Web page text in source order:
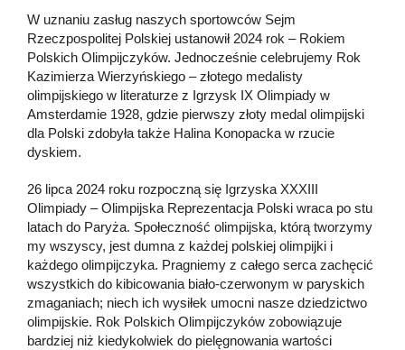
W uznaniu zasług naszych sportowców Sejm
Rzeczpospolitej Polskiej ustanowił 2024 rok – Rokiem
Polskich Olimpijczyków. Jednocześnie celebrujemy Rok
Kazimierza Wierzyńskiego – złotego medalisty
olimpijskiego w literaturze z Igrzysk IX Olimpiady w
Amsterdamie 1928, gdzie pierwszy złoty medal olimpijski
dla Polski zdobyła także Halina Konopacka w rzucie
dyskiem.
26 lipca 2024 roku rozpoczną się Igrzyska XXXIII
Olimpiady – Olimpijska Reprezentacja Polski wraca po stu
latach do Paryża. Społeczność olimpijska, którą tworzymy
my wszyscy, jest dumna z każdej polskiej olimpijki i
każdego olimpijczyka. Pragniemy z całego serca zachęcić
wszystkich do kibicowania biało-czerwonym w paryskich
zmaganiach; niech ich wysiłek umocni nasze dziedzictwo
olimpijskie. Rok Polskich Olimpijczyków zobowiązuje
bardziej niż kiedykolwiek do pielęgnowania wartości